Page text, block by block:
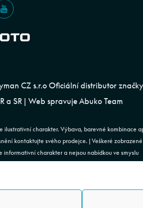
CZ s.r.o Oficiální distributor značky
a SR | Web spravuje Abuko Team
ilustrativní charakter. Výbava, barevné kombinace
kontaktujte svého prodejce. | Veškeré zobrazené
informativní charakter a nejsou nabídkou ve smyslu